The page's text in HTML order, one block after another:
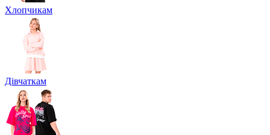
Хлопчикам
Дівчаткам